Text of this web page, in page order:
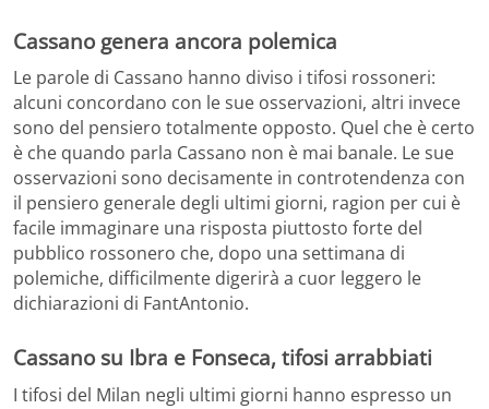
Cassano genera ancora polemica
Le parole di Cassano hanno diviso i tifosi rossoneri:
alcuni concordano con le sue osservazioni, altri invece
sono del pensiero totalmente opposto. Quel che è certo
è che quando parla Cassano non è mai banale. Le sue
osservazioni sono decisamente in controtendenza con
il pensiero generale degli ultimi giorni, ragion per cui è
facile immaginare una risposta piuttosto forte del
pubblico rossonero che, dopo una settimana di
polemiche, difficilmente digerirà a cuor leggero le
dichiarazioni di FantAntonio.
Cassano su Ibra e Fonseca, tifosi arrabbiati
I tifosi del Milan negli ultimi giorni hanno espresso un